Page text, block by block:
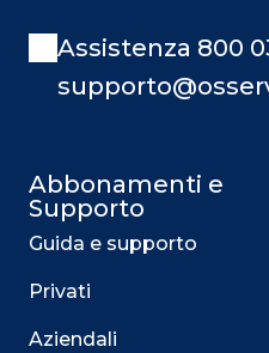
Assistenza 800
Abbonamenti e
Supporto
Guida e supporto
Privati
Aziendali